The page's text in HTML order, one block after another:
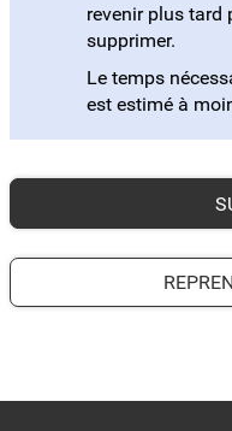
revenir plus tard
supprimer.
Le temps
est estimé à